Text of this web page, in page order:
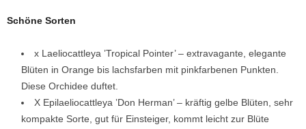
Schöne Sorten
x Laeliocattleya ’Tropical Pointer’ – extravagante, elegante
Blüten in Orange bis lachsfarben mit pinkfarbenen Punkten.
Diese Orchidee duftet.
X Epilaeliocattleya ’Don Herman’ – kräftig gelbe Blüten, sehr
kompakte Sorte, gut für Einsteiger, kommt leicht zur Blüte